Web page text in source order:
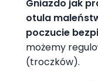
Gniazdo jak
otula
poczucie
możemy
(troczków).